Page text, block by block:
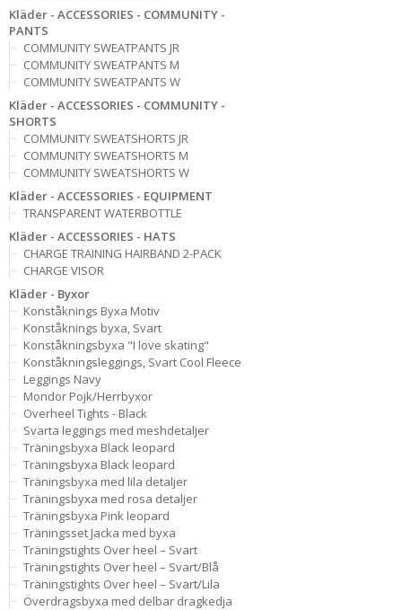
Kläder - ACCESSORIES - COMMUNITY -
PANTS
COMMUNITY SWEATPANTS JR
COMMUNITY SWEATPANTS M
COMMUNITY SWEATPANTS W
Kläder - ACCESSORIES - COMMUNITY -
SHORTS
COMMUNITY SWEATSHORTS JR
COMMUNITY SWEATSHORTS M
COMMUNITY SWEATSHORTS W
Kläder - ACCESSORIES - EQUIPMENT
TRANSPARENT WATERBOTTLE
Kläder - ACCESSORIES - HATS
CHARGE TRAINING HAIRBAND 2-PACK
CHARGE VISOR
Kläder - Byxor
Konståknings Byxa Motiv
Konståknings byxa, Svart
Konståkningsbyxa "I love skating"
Konståkningsleggings, Svart Cool Fleece
Leggings Navy
Mondor Pojk/Herrbyxor
Overheel Tights - Black
Svarta leggings med meshdetaljer
Träningsbyxa Black leopard
Träningsbyxa Black leopard
Träningsbyxa med lila detaljer
Träningsbyxa med rosa detaljer
Träningsbyxa Pink leopard
Träningsset Jacka med byxa
Träningstights Over heel – Svart
Träningstights Over heel – Svart/Blå
Träningstights Over heel – Svart/Lila
Överdragsbyxa med delbar dragkedja